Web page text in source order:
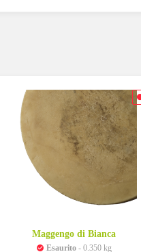
Maggengo di Bianca
Esaurito - 0.350 kg